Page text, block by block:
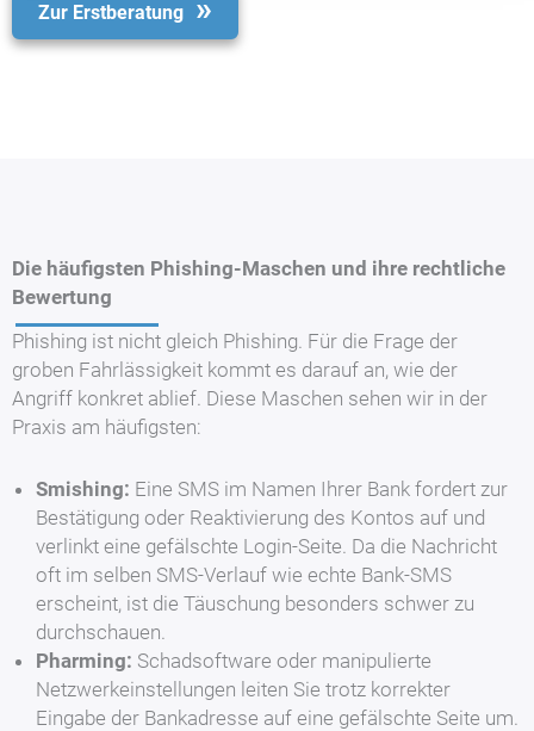
Zur Erstberatung
Die häufigsten Phishing-Maschen und ihre rechtliche
Bewertung
Phishing ist nicht gleich Phishing. Für die Frage der
groben Fahrlässigkeit kommt es darauf an, wie der
Angriff konkret ablief. Diese Maschen sehen wir in der
Praxis am häufigsten:
Smishing: Eine SMS im Namen Ihrer Bank fordert zur
Bestätigung oder Reaktivierung des Kontos auf und
verlinkt eine gefälschte Login-Seite. Da die Nachricht
oft im selben SMS-Verlauf wie echte Bank-SMS
erscheint, ist die Täuschung besonders schwer zu
durchschauen.
Pharming: Schadsoftware oder manipulierte
Netzwerkeinstellungen leiten Sie trotz korrekter
Eingabe der Bankadresse auf eine gefälschte Seite um.